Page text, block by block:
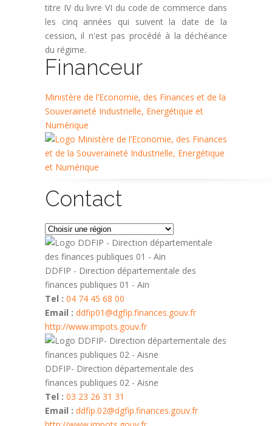
titre IV du livre VI du code de commerce dans
les cinq années qui suivent la date de la
cession, il n'est pas procédé à la déchéance
du régime.
Financeur
Ministère de l’Economie, des Finances et de la
Souveraineté Industrielle, Energétique et
Numérique
Contact
DDFIP - Direction départementale des
finances publiques 01 - Ain
Tel : 04 74 45 68 00
Email : ddfip01@dgfip.finances.gouv.fr
http://www.impots.gouv.fr
DDFIP- Direction départementale des
finances publiques 02 - Aisne
Tel : 03 23 26 31 31
Email : ddfip.02@dgfip.finances.gouv.fr